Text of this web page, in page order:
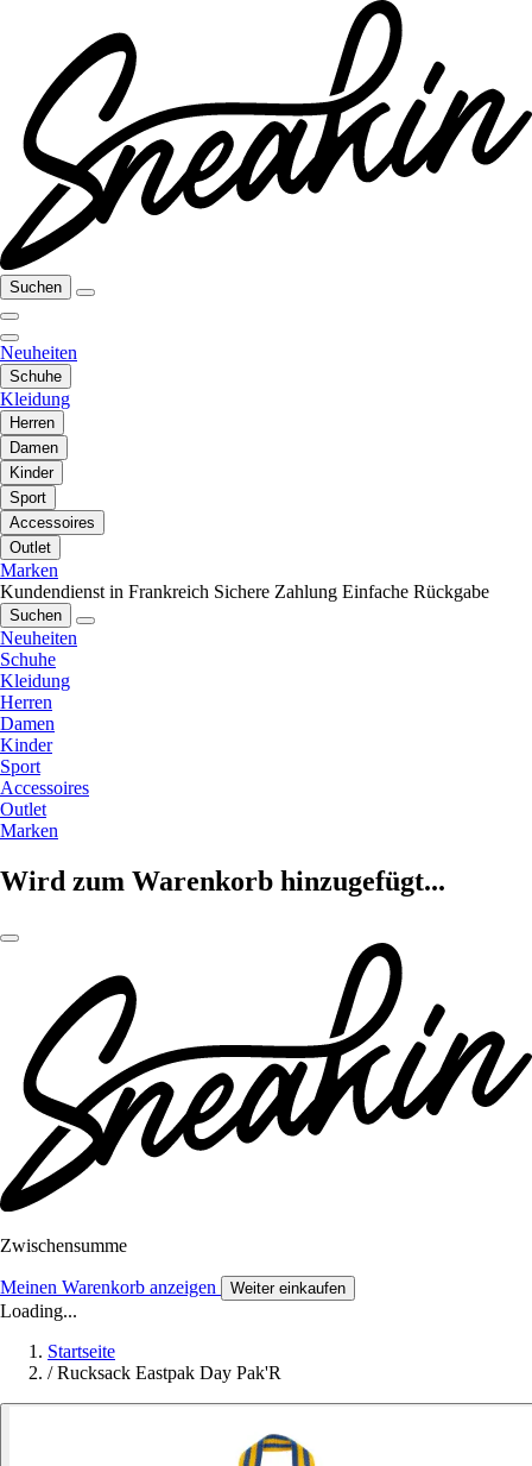
Suchen
Neuheiten
Schuhe
Kleidung
Herren
Damen
Kinder
Sport
Accessoires
Outlet
Marken
Kundendienst in Frankreich Sichere Zahlung Einfache Rückgabe
Suchen
Neuheiten
Schuhe
Kleidung
Herren
Damen
Kinder
Sport
Accessoires
Outlet
Marken
Wird zum Warenkorb hinzugefügt...
Zwischensumme
Meinen Warenkorb anzeigen Weiter einkaufen
Loading...
Startseite
/ Rucksack Eastpak Day Pak'R